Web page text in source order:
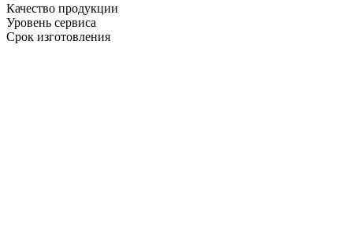
Качество продукции
Уровень сервиса
Срок изготовления